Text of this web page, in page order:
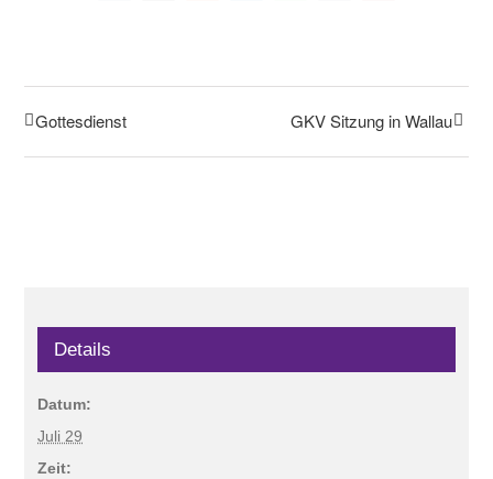
Gottesdienst GKV Sitzung in Wallau
Details
Datum:
Juli 29
Zeit: